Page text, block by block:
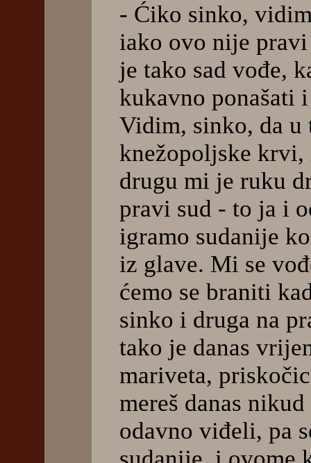
- Ćiko sinko,
iako ovo nije pravi
je tako sad vođe,
kukavno ponašati
Vidim, sinko, da u
knežopoljske krvi,
drugu mi je ruku
pravi sud - to ja i
igramo sudanije
iz glave. Mi se
ćemo se braniti
sinko i druga na
tako je danas
mariveta,
mereš danas
odavno viđeli, pa